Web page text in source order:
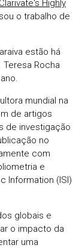
Clarivate's Highly
o trabalho de
estão há
Rocha
mundial na
de artigos
de investigação
no
com
e
Information (ISI)
globais e
o impacto da
uma